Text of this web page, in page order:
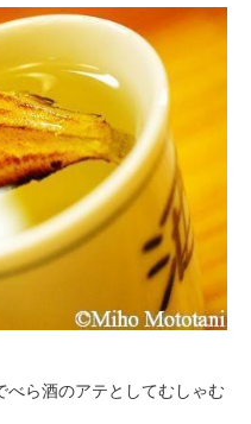
べら酒のアテとしてむしゃむ